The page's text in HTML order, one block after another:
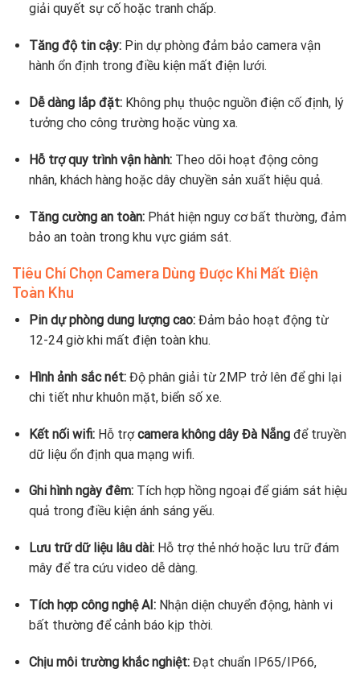
giải quyết sự cố hoặc tranh chấp.
Tăng độ tin cậy:Pin dự phòng đảm bảo camera vận
hành ổn định trong điều kiện mất điện lưới.
Dễ dàng lắp đặt:Không phụ thuộc nguồn điện cố định, lý
tưởng cho công trường hoặc vùng xa.
Hỗ trợ quy trình vận hành:Theo dõi hoạt động công
nhân, khách hàng hoặc dây chuyền sản xuất hiệu quả.
Tăng cường an toàn:Phát hiện nguy cơ bất thường, đảm
bảo an toàn trong khu vực giám sát.
Tiêu Chí Chọn Camera Dùng Được Khi Mất Điện
Toàn Khu
Pin dự phòng dung lượng cao:Đảm bảo hoạt động từ
12-24 giờ khi mất điện toàn khu.
Hình ảnh sắc nét:Độ phân giải từ 2MP trở lên để ghi lại
chi tiết như khuôn mặt, biển số xe.
Kết nối wifi:Hỗ trợcamera không dây Đà Nẵngđể truyền
dữ liệu ổn định qua mạng wifi.
Ghi hình ngày đêm:Tích hợp hồng ngoại để giám sát hiệu
quả trong điều kiện ánh sáng yếu.
Lưu trữ dữ liệu lâu dài:Hỗ trợ thẻ nhớ hoặc lưu trữ đám
mây để tra cứu video dễ dàng.
Tích hợp công nghệ AI:Nhận diện chuyển động, hành vi
bất thường để cảnh báo kịp thời.
Chịu môi trường khắc nghiệt:Đạt chuẩn IP65/IP66,